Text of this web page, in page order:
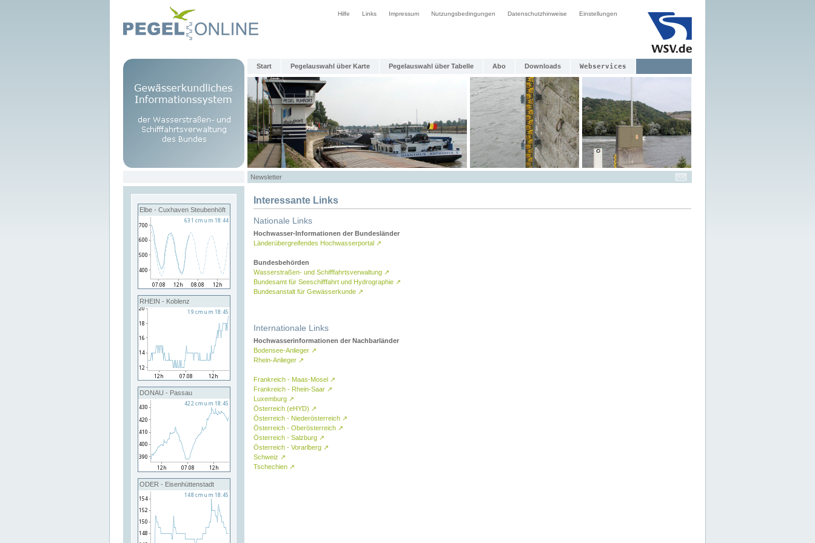
Hilfe Links Impressum Nutzungsbedingungen Datenschutzhinweise Einstellungen
Start Pegelauswahl über Karte Pegelauswahl über Tabelle Abo Downloads Webservices
Newsletter
Elbe - Cuxhaven Steubenhöft
RHEIN - Koblenz
DONAU - Passau
ODER - Eisenhüttenstadt
Interessante Links
Nationale Links
Hochwasser-Informationen der Bundesländer
Länderübergreifendes Hochwasserportal ↗
Bundesbehörden
Wasserstraßen- und Schifffahrtsverwaltung ↗
Bundesamt für Seeschifffahrt und Hydrographie ↗
Bundesanstalt für Gewässerkunde ↗
Internationale Links
Hochwasserinformationen der Nachbarländer
Bodensee-Anlieger ↗
Rhein-Anlieger ↗
Frankreich - Maas-Mosel ↗
Frankreich - Rhein-Saar ↗
Luxemburg ↗
Österreich (eHYD) ↗
Österreich - Niederösterreich ↗
Österreich - Oberösterreich ↗
Österreich - Salzburg ↗
Österreich - Vorarlberg ↗
Schweiz ↗
Tschechien ↗